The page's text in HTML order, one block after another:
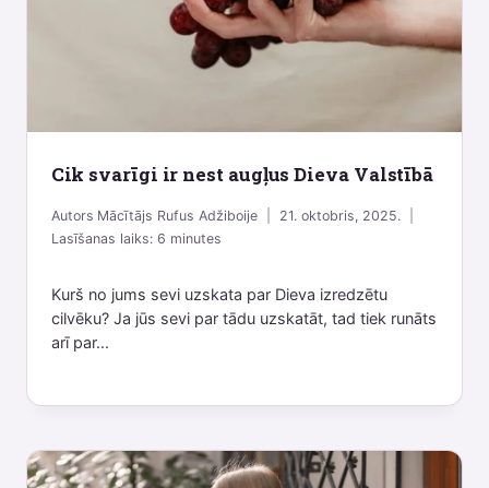
Cik svarīgi ir nest augļus Dieva Valstībā
Autors Mācītājs Rufus Adžiboije
21. oktobris, 2025.
Lasīšanas laiks:6 minutes
Kurš no jums sevi uzskata par Dieva izredzētu
cilvēku? Ja jūs sevi par tādu uzskatāt, tad tiek runāts
arī par...